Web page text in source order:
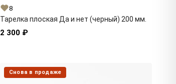
8
Тарелка плоская Да и нет (черный) 200 мм.
2 300 ₽
Снова в продаже